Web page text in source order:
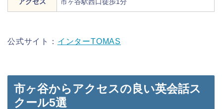
公式サイト： インターTOMAS
市ヶ谷からアクセスの良い英会話ス
クール5選